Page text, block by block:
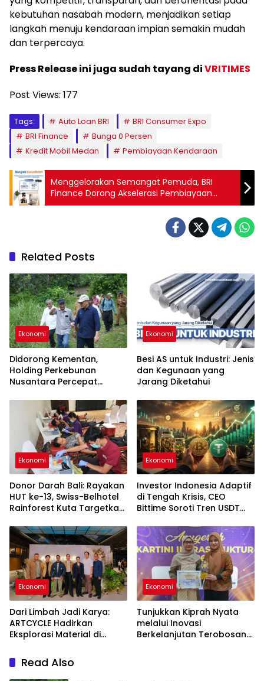
kebutuhan nasabah modern, menjadikan setiap
langkah menuju kendaraan impian semakin mudah
dan terpercaya.
Press Release ini juga sudah tayang diVRITIMES
Post Views: 177
Tags: Auto Loan BRI
BRI Consumer Expo
BRI Finance
Bunga 0 Persen
Kredit Mobil Medan
Pembiayaan Kendaraan
Menggelorakan Semangat Pemuda, BRI
Finance Dorong Akselerasi Pembiayaan
Digital
Related Posts
Ekonomi
Didorong Kementan,
Holding Perkebunan
Nusantara Percepat
Ekonomi
Besi AS untuk Industri: Jenis
dan Kegunaan yang
Jarang Diketahui
Ekonomi
Donor Darah Bali: Rayakan
HUT ke-13, Swiss-Belhotel
Rainforest Kuta Targetkan
Selamatkan Nyawa
Ekonomi
Investor Indonesia Adaptif
di Tengah Krisis, CEO
Bittime Soroti Tren USDT
Ekonomi
Dari Limbah Jadi Karya:
ARTCYCLE Hadirkan
Eksplorasi Material di
Ekonomi
Tunjukkan Kiprah Nyata
melalui Inovasi
Berkelanjutan Terobosan
Read Also